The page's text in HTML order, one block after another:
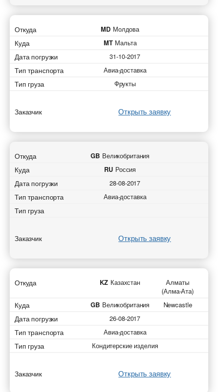
Откуда MD Молдова
Куда MT Мальта
Дата погрузки 31-10-2017
Тип транспорта Авиа-доставка
Тип груза Фрукты
Заказчик Открыть заявку
Откуда GB Великобритания
Куда RU Россия
Дата погрузки 28-08-2017
Тип транспорта Авиа-доставка
Тип груза
Заказчик Открыть заявку
Откуда KZ Казахстан
Алматы
(Алма-Ата)
Куда GB Великобритания Newcastle
Дата погрузки 26-08-2017
Тип транспорта Авиа-доставка
Тип груза Кондитерские изделия
Заказчик Открыть заявку